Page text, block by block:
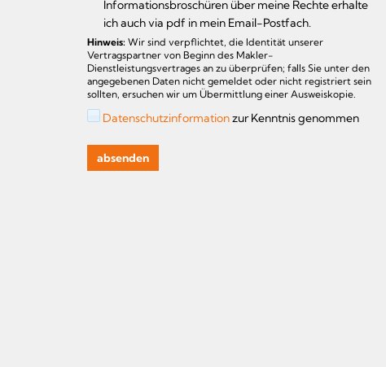
Informationsbroschüren über meine Rechte erhalte
ich auch via pdf in mein Email-Postfach.
Hinweis: Wir sind verpflichtet, die Identität unserer
Vertragspartner von Beginn des Makler-
Dienstleistungsvertrages an zu überprüfen; falls Sie unter den
angegebenen Daten nicht gemeldet oder nicht registriert sein
sollten, ersuchen wir um Übermittlung einer Ausweiskopie.
Datenschutzinformationzur Kenntnis genommen